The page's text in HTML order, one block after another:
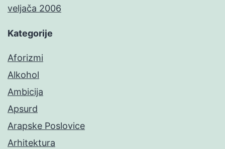
veljača 2006
Kategorije
Aforizmi
Alkohol
Ambicija
Apsurd
Arapske Poslovice
Arhitektura